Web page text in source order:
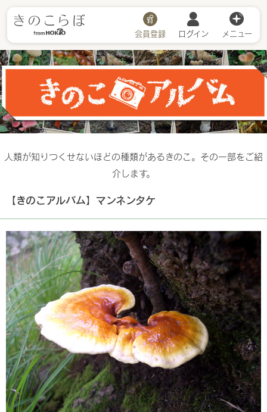
会員登録 ログイン メニュー
きのこアルバム
人類が知りつくせないほどの種類があるきのこ。その一部をご紹
介します。
【きのこアルバム】マンネンタケ